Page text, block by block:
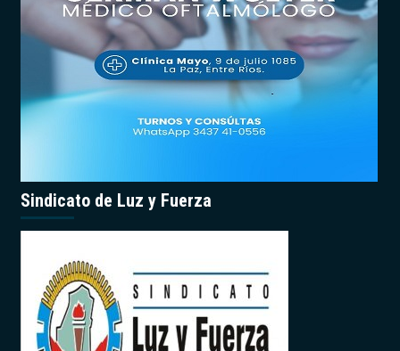
Sindicato de Luz y Fuerza